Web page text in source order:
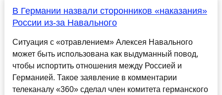
В Германии назвали сторонников «наказания»
России из-за Навального
Ситуация с «отравлением» Алексея Навального
может быть использована как выдуманный повод,
чтобы испортить отношения между Россией и
Германией. Такое заявление в комментарии
телеканалу «360» сделал член комитета германского